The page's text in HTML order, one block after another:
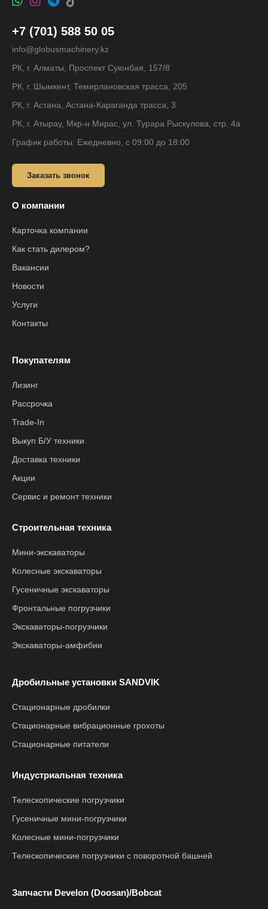
+7 (701) 588 50 05
info@globusmachinery.kz
РК, г. Алматы, Проспект Суюнбая, 157/8
РК, г. Шымкент, Темирлановская трасса, 205
РК, г. Астана, Астана-Караганда трасса, 3
РК, г. Атырау, Мкр-н Мирас, ул. Турара Рыскулова, стр. 4а
График работы: Ежедневно, с 09:00 до 18:00
Заказать звонок
О компании
Карточка компании
Как стать дилером?
Вакансии
Новости
Услуги
Контакты
Покупателям
Лизинг
Рассрочка
Trade-In
Выкуп Б/У техники
Доставка техники
Акции
Сервис и ремонт техники
Строительная техника
Мини-экскаваторы
Колесные экскаваторы
Гусеничные экскаваторы
Фронтальные погрузчики
Экскаваторы-погрузчики
Экскаваторы-амфибии
Дробильные установки SANDVIK
Стационарные дробилки
Стационарные вибрационные грохоты
Стационарные питатели
Индустриальная техника
Телескопические погрузчики
Гусеничные мини-погрузчики
Колесные мини-погрузчики
Телескопические погрузчики с поворотной башней
Запчасти Develon (Doosan)/Bobcat